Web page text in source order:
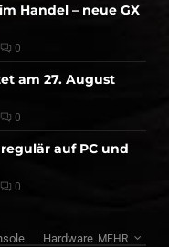
Handel – neue GX
0
am 27. August
0
auf PC und
0
Hardware MEHR